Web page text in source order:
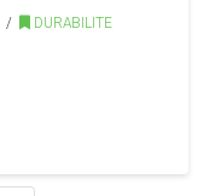
DURABILITE